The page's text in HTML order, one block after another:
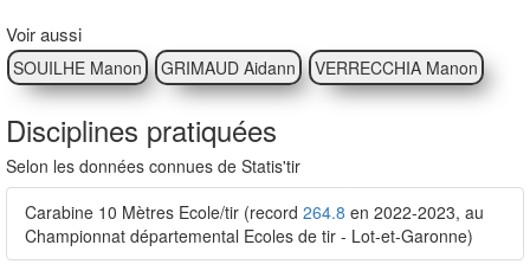
Voir aussi
SOUILHE Manon GRIMAUD Aidann VERRECCHIA Manon
Disciplines pratiquées
Selon les données connues de Statis'tir
Carabine 10 Mètres Ecole/tir (record 264.8 en 2022-2023, au
Championnat départemental Ecoles de tir - Lot-et-Garonne)